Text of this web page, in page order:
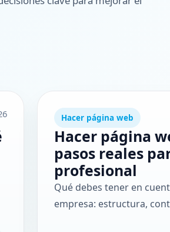
Hacer página web
Hacer página
pasos reales
profesional
Qué debes tener en
empresa: estructura,